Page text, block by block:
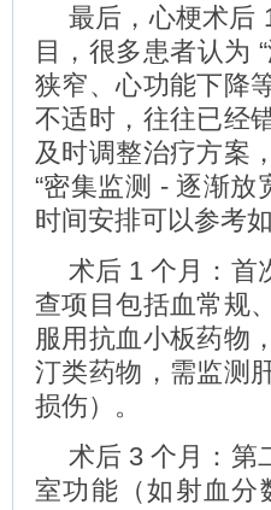
最后，心梗术后
目，很多患者认为
狭窄、心功能下降
不适时，往往已经
及时调整治疗方案
“密集监测 - 逐渐放
时间安排可以参考如
术后 1 个月：首
查项目包括血常规
服用抗血小板药物
汀类药物，需监测
损伤）。
术后 3 个月：第
室功能（如射血分